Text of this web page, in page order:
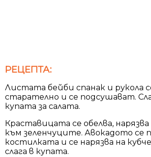
РЕЦЕПТА:
Листата бейби спанак и рукола
старателно и се подсушават.
купата за салата.
Краставицата се обелва, нарязва
към зеленчуците. Авокадото се
костилката и се нарязва на
слага в купата.